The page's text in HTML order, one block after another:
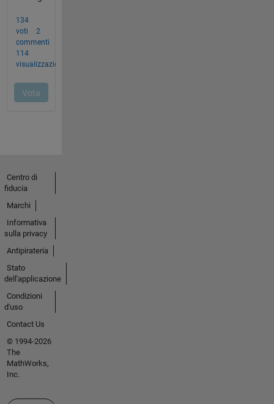
Centro di
fiducia
Marchi
Informativa
sulla privacy
Antipirateria
Stato
dell'applicazione
Condizioni
d'uso
Contact Us
© 1994-2026
The
MathWorks,
Inc.